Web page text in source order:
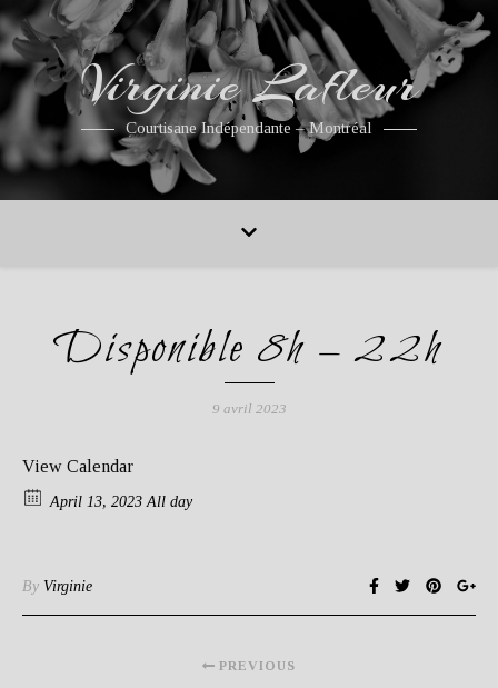
Virginie Lafleur
Courtisane Indépendante – Montréal
Disponible 8h – 22h
9 avril 2023
View Calendar
April 13, 2023 All day
By Virginie
PREVIOUS